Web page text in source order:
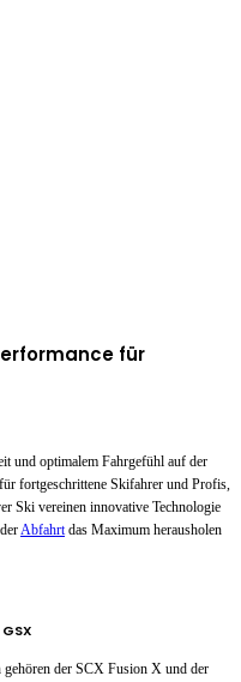
für
und optimalem Fahrgefühl auf der
fortgeschrittene Skifahrer und Profis,
Ski vereinen innovative Technologie
Abfahrtdas Maximum herausholen
gehören der SCX Fusion X und der